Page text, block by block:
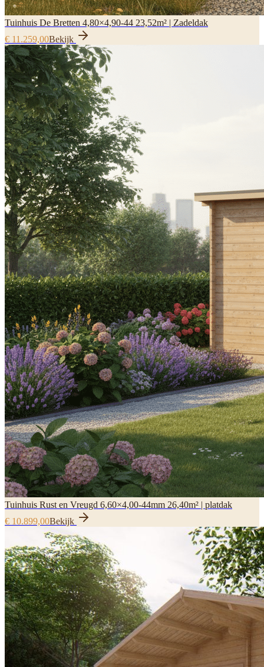
Tuinhuis De Bretten 4,80×4,90-44 23,52m² | Zadeldak
€ 11.259,00Bekijk
Tuinhuis Rust en Vreugd 6,60×4,00-44mm 26,40m² | platdak
€ 10.899,00Bekijk